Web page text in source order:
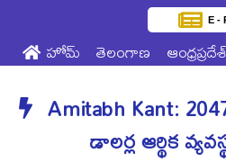
E -
హోమ్ తెలంగాణ ఆంధ్రప్రదేశ్
Amitabh Kant:
డాలర్ల ఆర్థిక